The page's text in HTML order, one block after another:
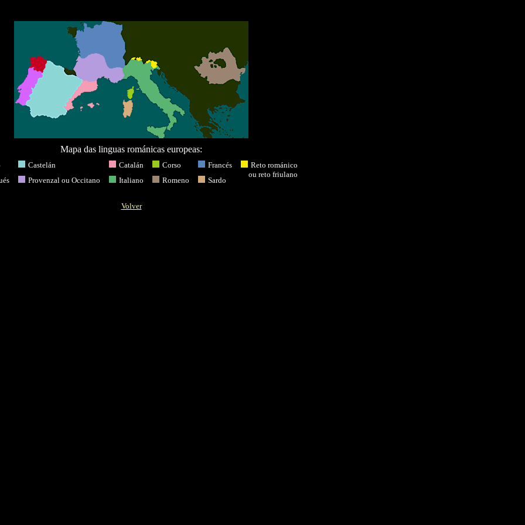
Mapa das linguas románicas europeas:
Castelán Catalán Corso Francés
Reto románico
ou reto friulano
Provenzal ou Occitano Italiano Romeno Sardo
Volver